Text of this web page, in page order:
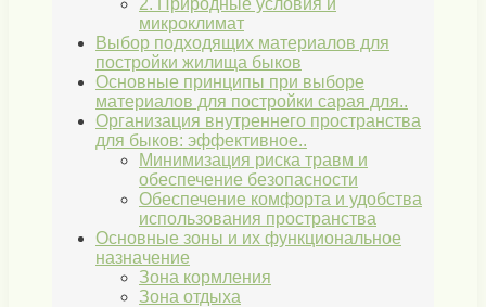
2. Природные условия и
микроклимат
Выбор подходящих материалов для
постройки жилища быков
Основные принципы при выборе
материалов для постройки сарая для..
Организация внутреннего пространства
для быков: эффективное..
Минимизация риска травм и
обеспечение безопасности
Обеспечение комфорта и удобства
использования пространства
Основные зоны и их функциональное
назначение
Зона кормления
Зона отдыха